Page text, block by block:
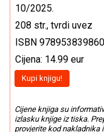
10/2025.
208 str., tvrdi uvez
ISBN
Cijena: 14.99 eur
Kupi knjigu!
Cijene knjiga su
izlasku knjige iz tiska.
provjerite kod nakladnika